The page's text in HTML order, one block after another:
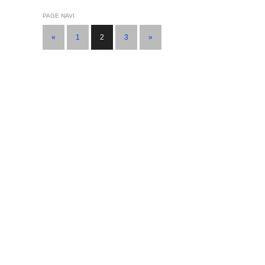
PAGE NAVI
« 1 2 3 »